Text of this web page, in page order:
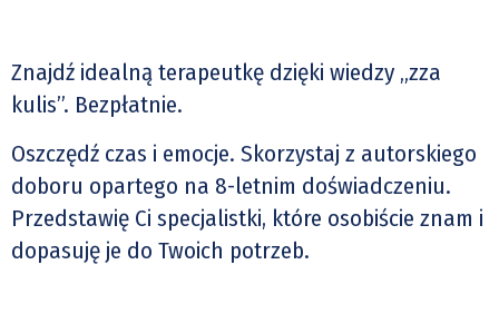
Znajdź idealną terapeutkę dzięki wiedzy „zza
kulis”. Bezpłatnie.
Oszczędź czas i emocje. Skorzystaj z autorskiego
doboru opartego na 8-letnim doświadczeniu.
Przedstawię Ci specjalistki, które osobiście znam i
dopasuję je do Twoich potrzeb.